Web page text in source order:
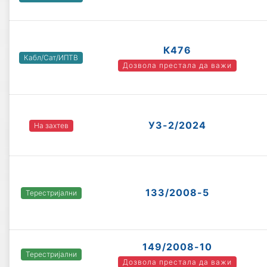
Кабл/Сат/ИПТВ
К476
Дозвола престала да важи
На захтев УЗ-2/2024
Терестријални 133/2008-5
Терестријални
149/2008-10
Дозвола престала да важи